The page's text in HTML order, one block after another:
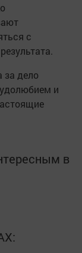
с
за дело
и
в